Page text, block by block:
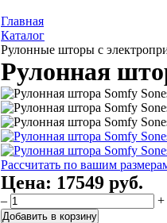
Главная
Каталог
Рулонные шторы с
Рулонная
Рассчитать по вашим
Цена: 17549 руб.
– +
Добавить в корзину